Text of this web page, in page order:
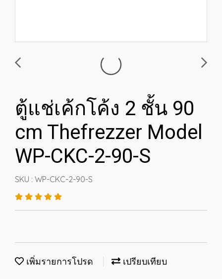
ตู้แช่เค้กโค้ง 2 ชั้น 90
cm Thefrezzer Model
WP-CKC-2-90-S
SKU : WP-CKC-2-90-S
เพิ่มรายการโปรด เปรียบเทียบ